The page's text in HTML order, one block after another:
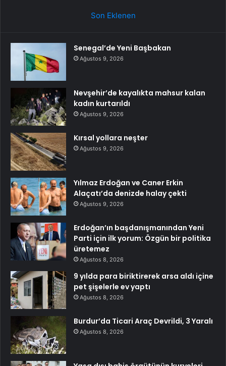
Son Eklenen
Senegal’de Yeni Başbakan
Ağustos 9, 2026
Nevşehir’de kayalıkta mahsur kalan
kadın kurtarıldı
Ağustos 9, 2026
Kırsal yollara neşter
Ağustos 9, 2026
Yılmaz Erdoğan ve Caner Erkin
Alaçatı’da denizde halay çekti
Ağustos 9, 2026
Erdoğan’ın başdanışmanından Yeni
Parti için ilk yorum: Özgün bir politika
üretemez
Ağustos 8, 2026
9 yılda para biriktirerek arsa aldı içine
pet şişelerle ev yaptı
Ağustos 8, 2026
Burdur’da Ticari Araç Devrildi, 3 Yaralı
Ağustos 8, 2026